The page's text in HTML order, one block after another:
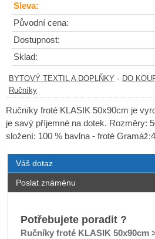
Sleva:
Původní cena:
Dostupnost:
Sklad:
BYTOVÝ TEXTIL A DOPLŇKY - DO
Ručníky
Ručníky froté KLASIK 50x90cm je
je savý příjemné na dotek. Rozměry:
složení: 100 % bavlna - froté
Váš dotaz
Poslat známénu
Potřebujete poradit ?
Ručníky froté KLASIK 50x90cm